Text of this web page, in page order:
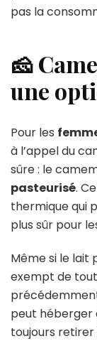
pas la
🧀
une
Pour les
à l’appel du
sûre : le
pasteurisé.
thermique qui
plus sûr pour
Même si le lait
exempt de
peut héberger
toujours